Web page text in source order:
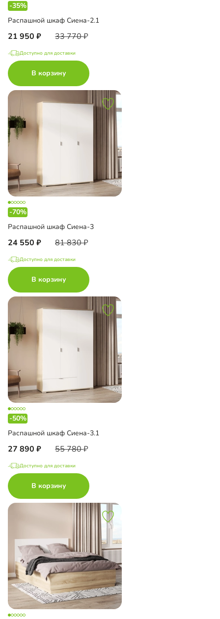
-35%
Распашной шкаф Сиена-2.1
21 950 33 770
Доступно для доставки
В корзину
-70%
Распашной шкаф Сиена-3
24 550 81 830
Доступно для доставки
В корзину
-50%
Распашной шкаф Сиена-3.1
27 890 55 780
Доступно для доставки
В корзину